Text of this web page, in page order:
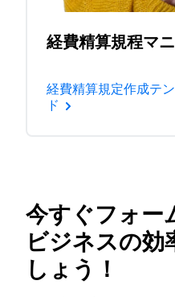
経費精算規程マ
経費精算規定作成テ
ド
今すぐフォー
ビジネスの効
しょう！